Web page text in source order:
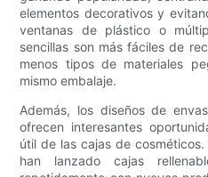
elementos decorativos y
ventanas de plástico o
sencillas son más fáciles de
menos tipos de materiales
mismo embalaje.
Además, los diseños de
ofrecen interesantes
útil de las cajas de
han lanzado cajas